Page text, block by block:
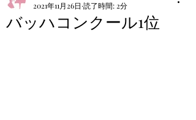
バッハコンクール1位
2021年11月26日 読了時間: 2分